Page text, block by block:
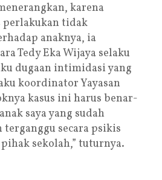
karena
perlakukan tidak
anaknya, ia
Tedy Eka Wijaya selaku
dugaan intimidasi yang
koordinator Yayasan
kasus ini harus benar-
saya yang sudah
secara psikis
sekolah,” tuturnya.